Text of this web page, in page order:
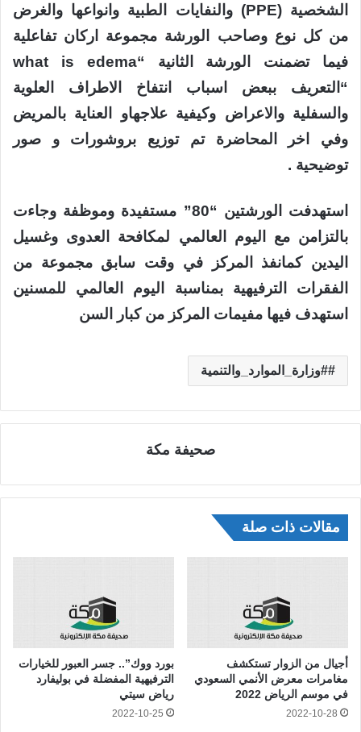
الشخصية (PPE) والنفايات الطبية وانواعها والغرض
من كل نوع وصاحب الورشة مجموعة اركان تفاعلية
فيما تضمنت الورشة الثانية “what is edema
“التعريف ببعض اسباب انتفاخ الاطراف العلوية
والسفلية والاعراض وكيفية علاجهاو العناية بالمريض
وفي اخر المحاضرة تم توزيع بروشورات و صور
توضيحية .
استهدفت الورشتين “80” مستفيدة وموظفة وجاءت
بالتزامن مع اليوم العالمي لمكافحة العدوى وغسيل
اليدين كمانفذ المركز في وقت سابق مجموعة من
الفقرات الترفيهية بمناسبة اليوم العالمي للمسنين
استهدف فيها مفيمات المركز من كبار السن
#وزارة_الموارد_والتنمية
صحيفة مكة
مقالات ذات صلة
أجيال من الزوار تستكشف
مغامرات معرض الأنمي السعودي
في موسم الرياض 2022
2022-10-28
بورد ووك”.. جسر العبور للخيارات
الترفيهية المفضلة في بوليفارد
رياض سيتي
2022-10-25